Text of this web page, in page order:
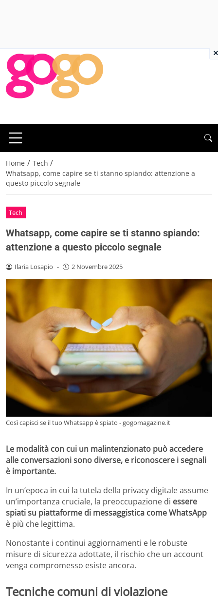
Home / Tech /
Whatsapp, come capire se ti stanno spiando: attenzione a
questo piccolo segnale
Tech
Whatsapp, come capire se ti stanno spiando:
attenzione a questo piccolo segnale
Ilaria Losapio - 2 Novembre 2025
Così capisci se il tuo Whatsapp è spiato - gogomagazine.it
Le modalità con cui un malintenzionato può accedere
alle conversazioni sono diverse, e riconoscere i segnali
è importante.
In un’epoca in cui la tutela della privacy digitale assume
un’importanza cruciale, la preoccupazione di essere
spiati su piattaforme di messaggistica comeWhatsApp
è più che legittima.
Nonostante i continui aggiornamenti e le robuste
misure di sicurezza adottate, il rischio che un account
venga compromesso esiste ancora.
Tecniche comuni di violazione
×